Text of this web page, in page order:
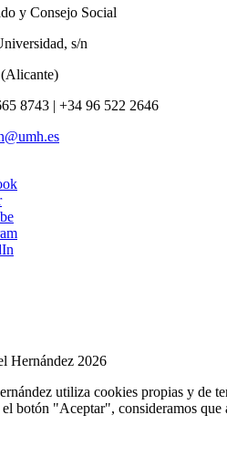
y Consejo Social
s/n
8743 | +34 96 522 2646
2026
utiliza cookies propias y de
botón "Aceptar", consideramos